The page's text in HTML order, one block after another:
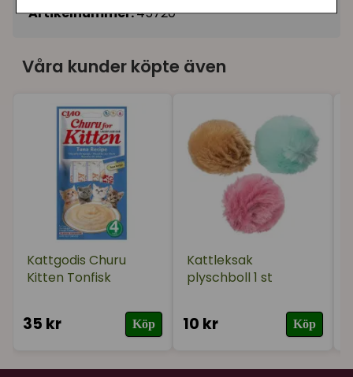
Artikelnummer:45720
Våra kunder köpte även
Kattgodis Churu
Kitten Tonfisk
35 kr Köp
Kattleksak
plyschboll 1 st
10 kr Köp